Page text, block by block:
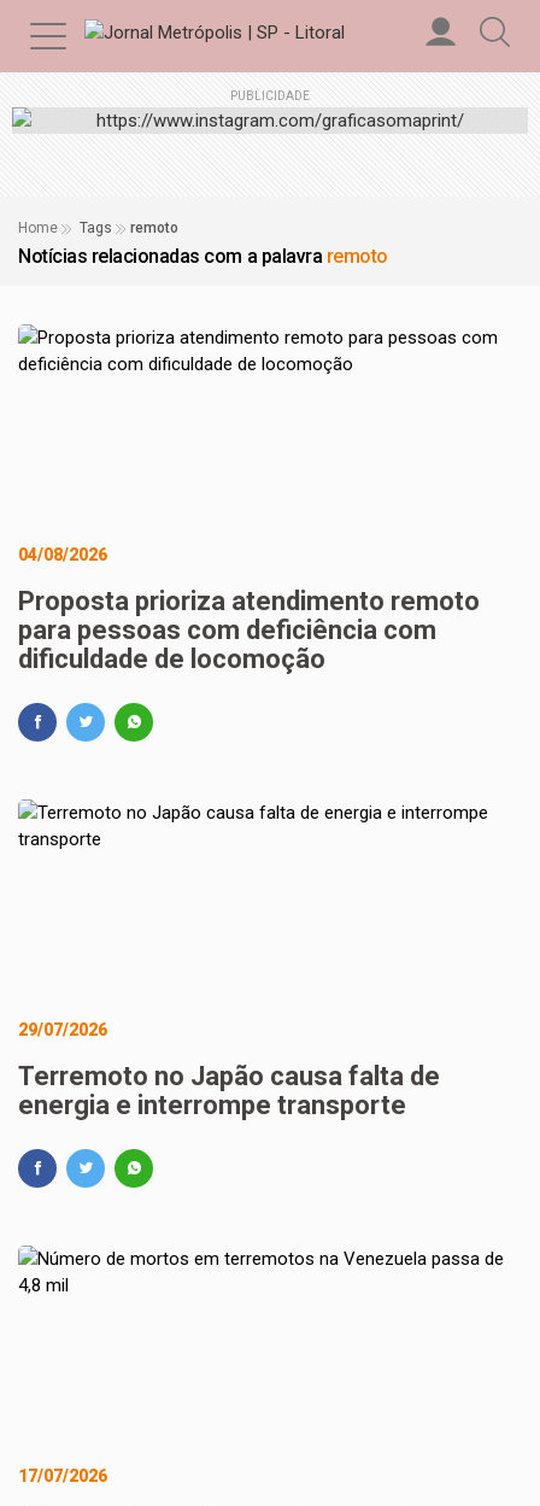
PUBLICIDADE
Home Tags remoto
Notícias relacionadas com a palavra remoto
04/08/2026
Proposta prioriza atendimento remoto
para pessoas com deficiência com
dificuldade de locomoção
29/07/2026
Terremoto no Japão causa falta de
energia e interrompe transporte
17/07/2026